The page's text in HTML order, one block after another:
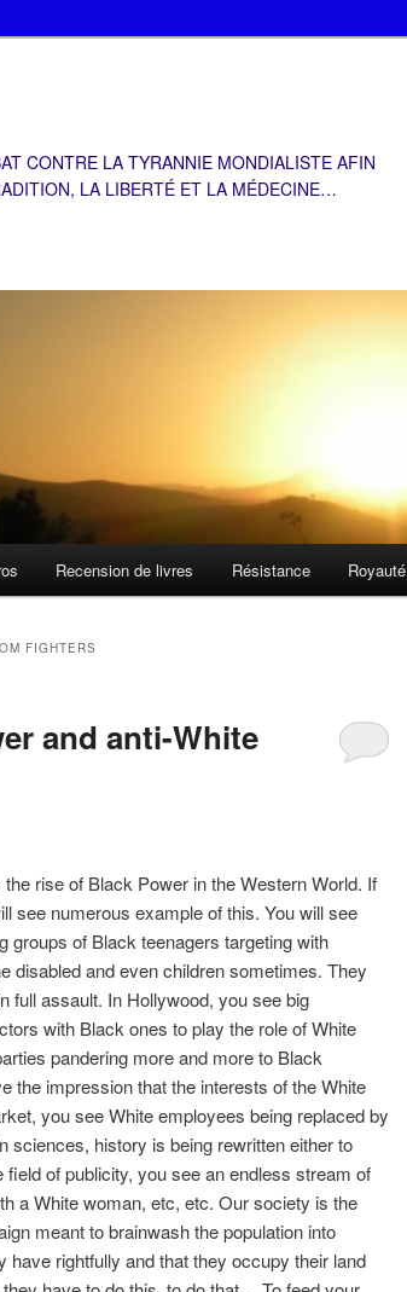
CONTRE LA TYRANNIE MONDIALISTE AFIN
LA LIBERTÉ ET LA MÉDECINE…
Recension de livres Résistance Royauté
FIGHTERS
and anti-White
rise of Black Power in the Western World. If
see numerous example of this. You will see
groups of Black teenagers targeting with
disabled and even children sometimes. They
full assault. In Hollywood, you see big
with Black ones to play the role of White
pandering more and more to Black
the impression that the interests of the White
you see White employees being replaced by
sciences, history is being rewritten either to
of publicity, you see an endless stream of
a White woman, etc, etc. Our society is the
meant to brainwash the population into
have rightfully and that they occupy their land